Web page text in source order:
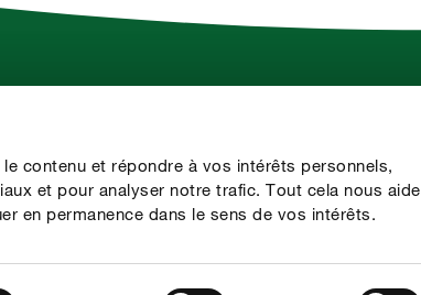
contenu et répondre à vos intérêts personnels,
et pour analyser notre trafic. Tout cela nous aide
en permanence dans le sens de vos intérêts.
Presse